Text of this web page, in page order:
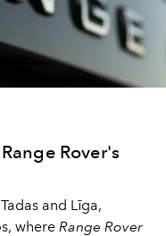
Rover's
and Līga,
where Range Rover